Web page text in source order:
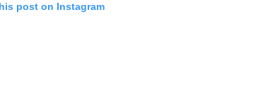
post on Instagram